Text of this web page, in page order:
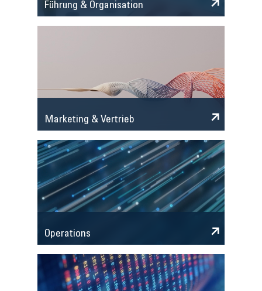
Führung & Organisation
Marketing & Vertrieb
Operations